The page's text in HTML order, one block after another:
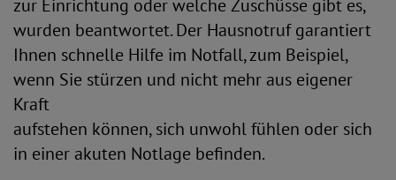
zur Einrichtung oder welche Zuschüsse gibt es,
wurden beantwortet. Der Hausnotruf garantiert
Ihnen schnelle Hilfe im Notfall, zum Beispiel,
wenn Sie stürzen und nicht mehr aus eigener
Kraft
aufstehen können, sich unwohl fühlen oder sich
in einer akuten Notlage befinden.